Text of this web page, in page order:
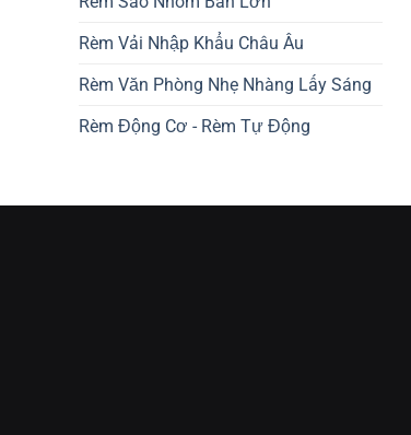
Rèm Vải Nhập Khẩu Châu Âu
Rèm Văn Phòng Nhẹ Nhàng Lấy Sáng
Rèm Động Cơ - Rèm Tự Động